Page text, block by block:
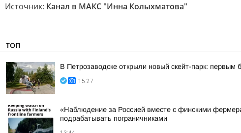
Источник: Канал в МАКС "Инна Колыхматова"
ТОП
В Петрозаводске открыли новый скейт-парк:
15:27
«Наблюдение за Россией вместе с финскими
подрабатывать пограничниками